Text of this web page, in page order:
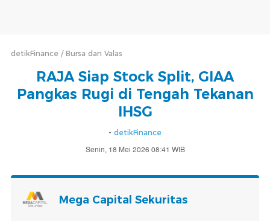
detikFinance Bursa dan Valas
RAJA Siap Stock Split, GIAA
Pangkas Rugi di Tengah Tekanan
IHSG
- detikFinance
Senin, 18 Mei 2026 08:41 WIB
Mega Capital Sekuritas